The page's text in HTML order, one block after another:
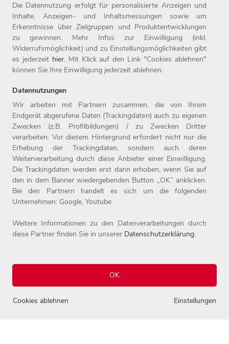
0
BEREIT, ZUKUNFT ZU GESTALTEN?
Home
Arbeitgeber
Benefits
Jobs
Initiativbewerbung
Kontakt
Compliance
Datenschutz
Impressum
© 2026 Josef Witt GmbH - Karriereportal.
Die Datennutzung erfolgt für personalisierte Anzeigen und
Inhalte, Anzeigen- und Inhaltsmessungen sowie um
Erkenntnisse über Zielgruppen und Produktentwicklungen
zu gewinnen. Mehr Infos zur Einwilligung (inkl.
Widerrufsmöglichkeit) und zu Einstellungsmöglichkeiten gibt
es jederzeit hier. Mit Klick auf den Link "Cookies ablehnen"
können Sie Ihre Einwilligung jederzeit ablehnen.
Datennutzungen
Wir arbeiten mit Partnern zusammen, die von Ihrem
Endgerät abgerufene Daten (Trackingdaten) auch zu eigenen
Zwecken (z.B. Profilbildungen) / zu Zwecken Dritter
verarbeiten. Vor diesem Hintergrund erfordert nicht nur die
Erhebung der Trackingdaten, sondern auch deren
Weiterverarbeitung durch diese Anbieter einer Einwilligung.
Die Trackingdaten werden erst dann erhoben, wenn Sie auf
den in dem Banner wiedergebenden Button „OK” anklicken.
Bei den Partnern handelt es sich um die folgenden
Unternehmen: Google, Youtube
Weitere Informationen zu den Datenverarbeitungen durch
diese Partner finden Sie in unserer Datenschutzerklärung.
Einstellungen
Cookies ablehnen
OK